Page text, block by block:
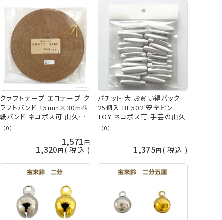
クラフトテープ エコテープ ク
ラフトバンド 15mm×30m巻
紙バンド ネコポス可 山久オ
リジナル 手芸の山久
（0）
1,571
1,320 税込
パチット 大 お買い得パック
25個入 BE502 安全ピン
TOY ネコポス可 手芸の山久
（0）
1,375 税込